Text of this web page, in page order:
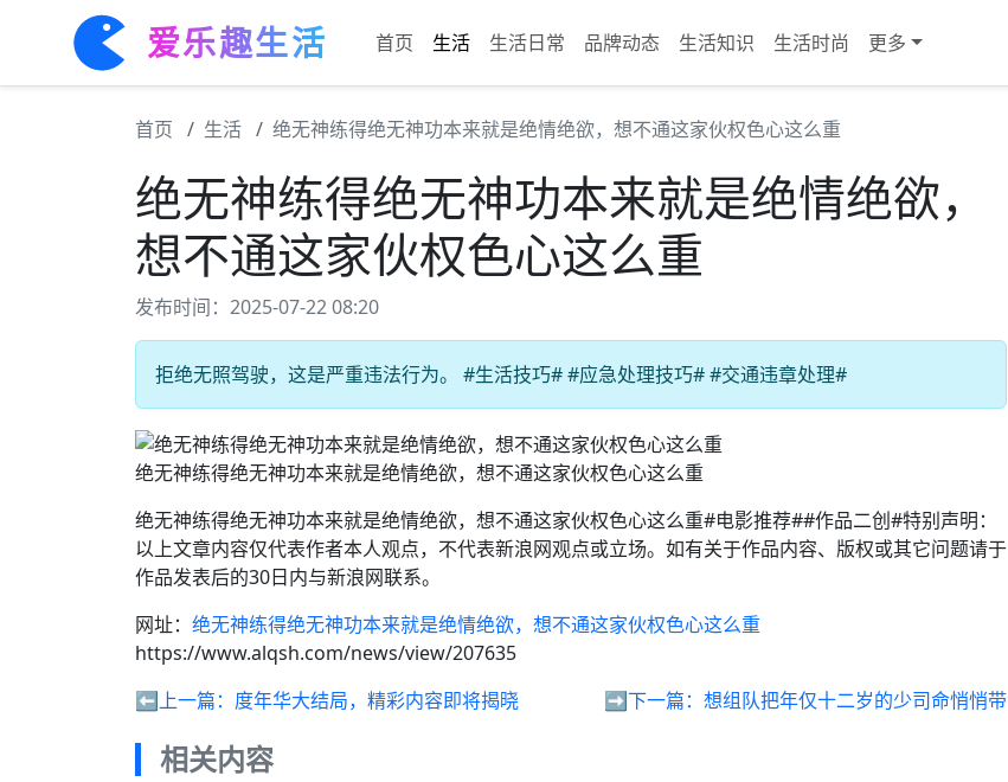
爱乐趣生活 首页 生活 生活日常 品牌动态 生活知识 生活时尚 更多
首页 生活 绝无神练得绝无神功本来就是绝情绝欲，想不通这家伙权色心这么重
绝无神练得绝无神功本来就是绝情绝欲，
想不通这家伙权色心这么重
发布时间：2025-07-22 08:20
拒绝无照驾驶，这是严重违法行为。 #生活技巧# #应急处理技巧# #交通违章处理#
绝无神练得绝无神功本来就是绝情绝欲，想不通这家伙权色心这么重
绝无神练得绝无神功本来就是绝情绝欲，想不通这家伙权色心这么重#电影推荐##作品二创#特别声明：
以上文章内容仅代表作者本人观点，不代表新浪网观点或立场。如有关于作品内容、版权或其它问题请于
作品发表后的30日内与新浪网联系。
网址： 绝无神练得绝无神功本来就是绝情绝欲，想不通这家伙权色心这么重
https://www.alqsh.com/news/view/207635
⬅️上一篇： 度年华大结局，精彩内容即将揭晓 ➡️下一篇： 想组队把年仅十二岁的少司命悄悄带
相关内容